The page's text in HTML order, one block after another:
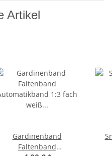
Artikel
Gardinenband
Faltenband